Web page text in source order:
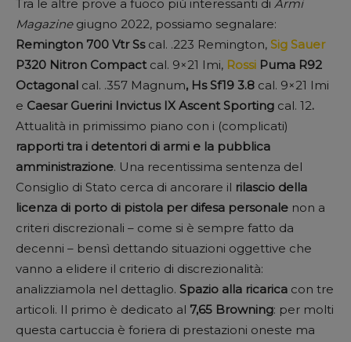
Tra le altre prove a fuoco più interessanti di Armi
Magazinegiugno 2022, possiamo segnalare:
Remington 700 Vtr Ss cal. .223 Remington, Sig Sauer
P320 Nitron Compact cal. 9×21 Imi, Rossi Puma R92
Octagonal cal. .357 Magnum, Hs Sf19 3.8 cal. 9×21 Imi
e Caesar Guerini Invictus IX Ascent Sporting cal. 12.
Attualità in primissimo piano con i (complicati)
rapporti tra i detentori di armi e la pubblica
amministrazione. Una recentissima sentenza del
Consiglio di Stato cerca di ancorare il rilascio della
licenza di porto di pistola per difesa personale non a
criteri discrezionali – come si è sempre fatto da
decenni – bensì dettando situazioni oggettive che
vanno a elidere il criterio di discrezionalità:
analizziamola nel dettaglio. Spazio alla ricarica con tre
articoli. Il primo è dedicato al 7,65 Browning: per molti
questa cartuccia è foriera di prestazioni oneste ma